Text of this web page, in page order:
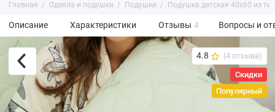
Главная Одеяла и подушки Подушки Подушка детская 40х60 из
Описание Характеристики Отзывы 4 Вопросы и
4.8 (4 отзыва)
Скидки
Популярный